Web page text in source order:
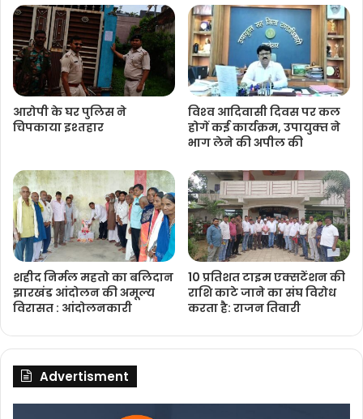
आरोपी के घर पुलिस ने
चिपकाया इश्तहार
विश्‍व आदिवासी दिवस पर कल
होगें कई कार्यक्रम, उपायुक्‍त ने
भाग लेने की अपील की
शहीद निर्मल महतो का बलिदान
झारखंड आंदोलन की अमूल्य
विरासत : आंदोलनकारी
10 प्रतिशत टाइम एक्सटेंशन की
राशि काटे जाने का संघ विरोध
करता है: राजन तिवारी
Advertisment